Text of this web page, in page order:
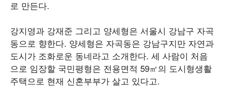
로 만든다.
강지영과 강재준 그리고 양세형은 서울시 강남구 자곡
동으로 향한다. 양세형은 자곡동은 강남구지만 자연과
도시가 조화로운 동네라고 소개한다. 세 사람이 처음
으로 임장할 국민평형은 전용면적 59㎡의 도시형생활
주택으로 현재 신혼부부가 살고 있다고.